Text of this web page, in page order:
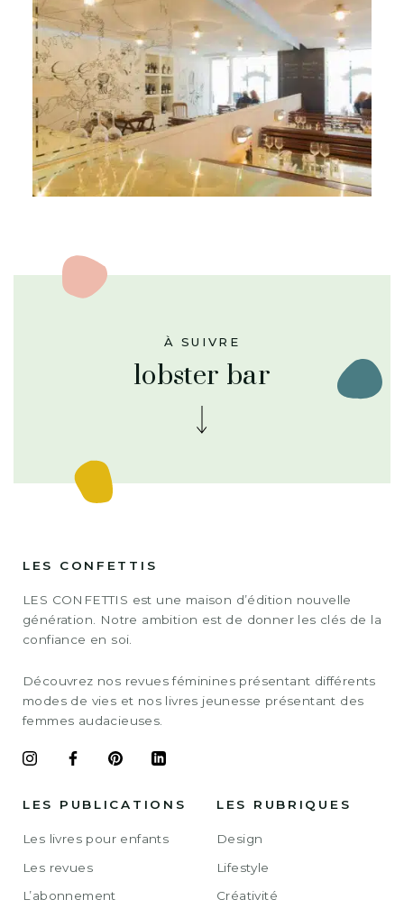
À SUIVRE
lobster bar
LES CONFETTIS
LES CONFETTIS est une maison d’édition nouvelle
génération. Notre ambition est de donner les clés de la
confiance en soi.
Découvrez nos revues féminines présentant différents
modes de vies et nos livres jeunesse présentant des
femmes audacieuses.
LES PUBLICATIONS
Les livres pour enfants
Les revues
L’abonnement
LES RUBRIQUES
Design
Lifestyle
Créativité